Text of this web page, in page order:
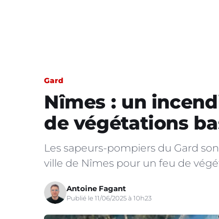
Gard
Nîmes : un
de végétations
Les sapeurs-pompiers du Gard
ville de Nîmes pour un feu de
Antoine Fagant
Publié le 11/06/2025 à 10h23